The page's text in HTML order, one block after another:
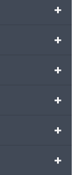
+
+
+
+
+
+